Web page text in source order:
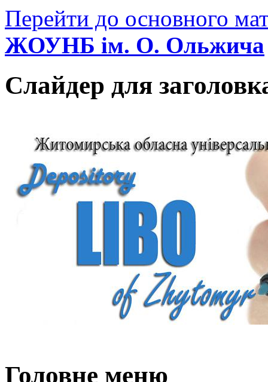
Перейти до основного
ЖОУНБ ім. О. Ольжича
Слайдер для
Головне меню